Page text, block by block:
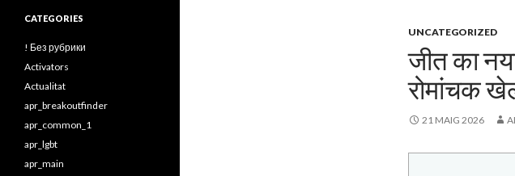
UNCATEGORIZED
जीत का
रोमांचक
21 MAIG 2026
CATEGORIES
! Без рубрики
Activators
Actualitat
apr_breakoutfinder
apr_common_1
apr_lgbt
apr_main